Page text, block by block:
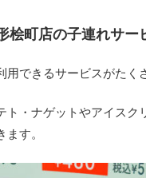
桧町店の子連れサー
用できるサービスがたく
ト・ナゲットやアイスク
ます。